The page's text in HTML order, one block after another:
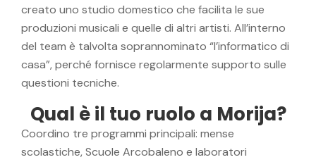
creato uno studio domestico che facilita le sue
produzioni musicali e quelle di altri artisti. All’interno
del team è talvolta soprannominato “l’informatico di
casa”, perché fornisce regolarmente supporto sulle
questioni tecniche.
Qual è il tuo ruolo a Morija?
Coordino tre programmi principali: mense
scolastiche, Scuole Arcobaleno e laboratori